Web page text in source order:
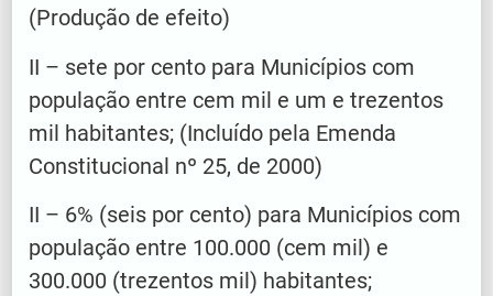
(Produção de efeito)
II – sete por cento para Municípios com
população entre cem mil e um e trezentos
mil habitantes; (Incluído pela Emenda
Constitucional nº 25, de 2000)
II – 6% (seis por cento) para Municípios com
população entre 100.000 (cem mil) e
300.000 (trezentos mil) habitantes;